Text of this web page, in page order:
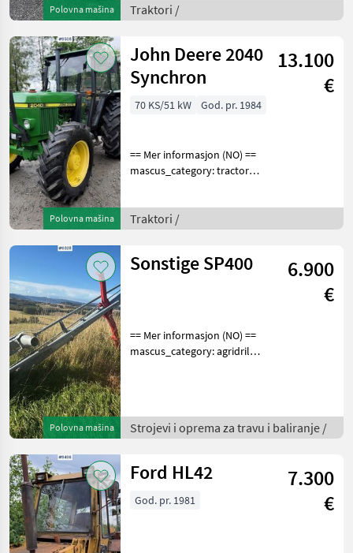
Polovna mašina
See
en.landbrukssalg.no/9513
Specification
Traktori /
Polovna mašina
John Deere 2040
Synchron
13.100
€
70 KS/51 kW God. pr. 1984
== Mer informasjon (NO) ==
mascus_category: tractors
See
en.landbrukssalg.no/9508
Specification
Traktori /
Polovna mašina
Sonstige SP400
6.900
€
== Mer informasjon (NO) ==
mascus_category: agridrills
en.landbrukssalg.no/6028
for more images Specificati
Strojevi i oprema za travu i baliranje /
Ford HL42
7.300
€
God. pr. 1981